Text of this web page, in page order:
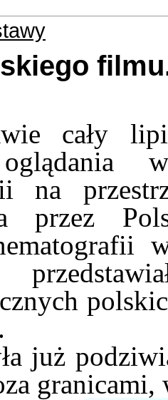
cały
na
przez
już